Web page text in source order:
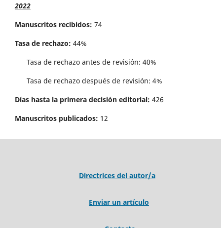
2022
Manuscritos recibidos: 74
Tasa de rechazo: 44%
Tasa de rechazo antes de revisi´on: 40%
Tasa de rechazo después de revisión: 4%
Días hasta la primera decisión editorial: 426
Manuscritos publicados: 12
Directrices del autor/a
Enviar un artículo